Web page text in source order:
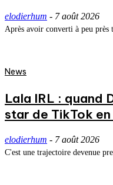
elodierhum - 7 août 2026
Après avoir converti à peu près
News
Lala IRL : quand
star de TikTok
elodierhum - 7 août 2026
C'est une trajectoire devenue